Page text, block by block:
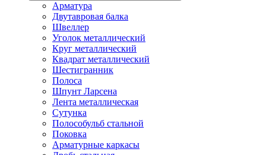
Арматура
Двутавровая балка
Швеллер
Уголок металлический
Круг металлический
Квадрат металлический
Шестигранник
Полоса
Шпунт Ларсена
Лента металлическая
Сутунка
Полособульб стальной
Поковка
Арматурные каркасы